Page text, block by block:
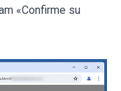
«Confirme su